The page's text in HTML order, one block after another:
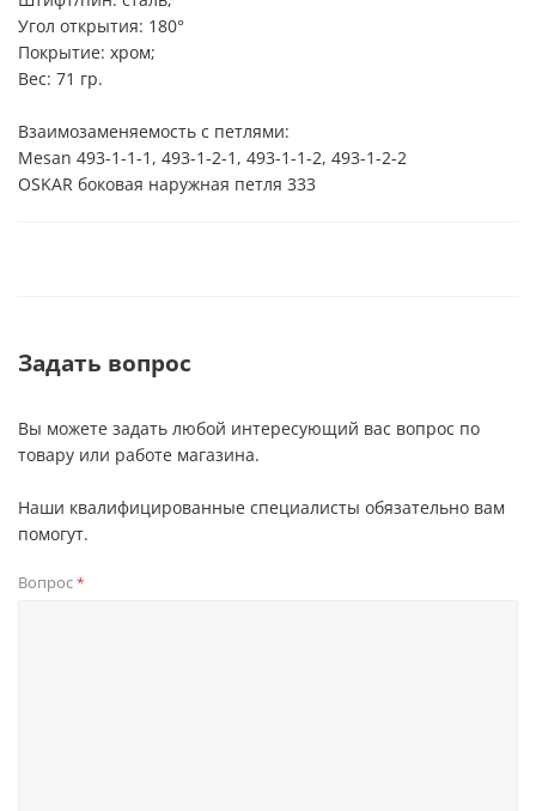
Угол открытия: 180°
Покрытие: хром;
Вес: 71 гр.
Взаимозаменяемость с петлями:
Mesan 493-1-1-1, 493-1-2-1, 493-1-1-2, 493-1-2-2
OSKAR боковая наружная петля 333
Задать вопрос
Вы можете задать любой интересующий вас вопрос по
товару или работе магазина.
Наши квалифицированные специалисты обязательно вам
помогут.
Вопрос*